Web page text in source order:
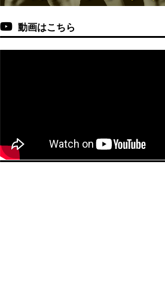
動画はこちら